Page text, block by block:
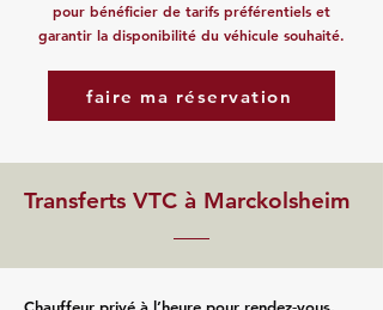
pour bénéficier de tarifs préférentiels et
garantir la disponibilité du véhicule souhaité.
faire ma réservation
Transferts VTC à Marckolsheim